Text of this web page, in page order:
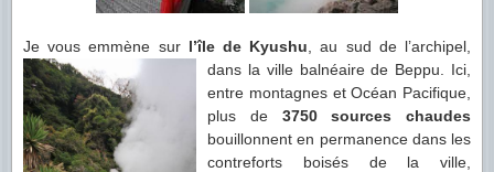
Je vous emmène sur l’île de Kyushu , au sud de l’archipel,
dans la ville balnéairede Beppu. Ici,
entre montagnes et Océan Pacifique,
plus de 3750 sources chaudes
bouillonnent en permanence dans les
contreforts boisés de la ville,